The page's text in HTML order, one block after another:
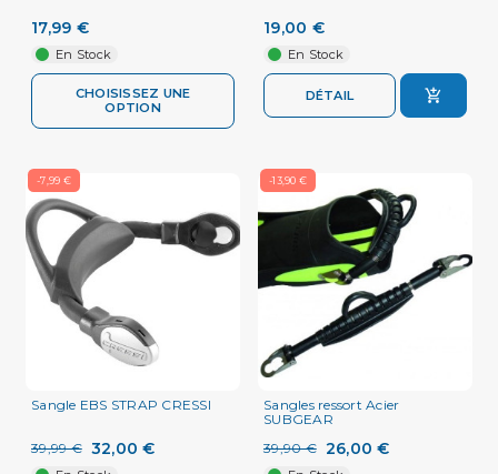
17,99 €
En Stock
CHOISISSEZ UNE
OPTION
19,00 €
En Stock
DÉTAIL
-7,99 €
Sangle EBS STRAP CRESSI
39,99 € 32,00 €
-13,90 €
Sangles ressort Acier
SUBGEAR
39,90 € 26,00 €